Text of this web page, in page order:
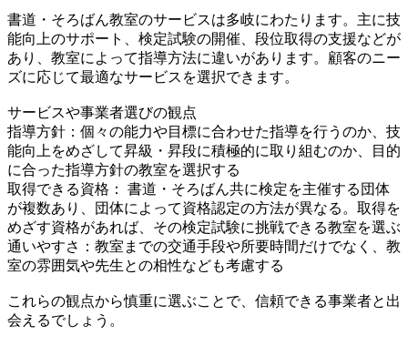
書道・そろばん教室のサービスは多岐にわたります。主に技
能向上のサポート、検定試験の開催、段位取得の支援などが
あり、教室によって指導方法に違いがあります。顧客のニー
ズに応じて最適なサービスを選択できます。
サービスや事業者選びの観点
指導方針：個々の能力や目標に合わせた指導を行うのか、技
能向上をめざして昇級・昇段に積極的に取り組むのか、目的
に合った指導方針の教室を選択する
取得できる資格： 書道・そろばん共に検定を主催する団体
が複数あり、団体によって資格認定の方法が異なる。取得を
めざす資格があれば、その検定試験に挑戦できる教室を選ぶ
通いやすさ：教室までの交通手段や所要時間だけでなく、教
室の雰囲気や先生との相性なども考慮する
これらの観点から慎重に選ぶことで、信頼できる事業者と出
会えるでしょう。